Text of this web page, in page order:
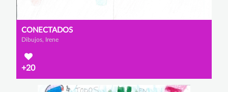
CONECTADOS
Dibujos, Irene
+20